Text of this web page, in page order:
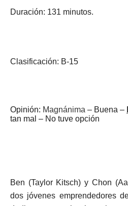
Duración: 131 minutos.
Clasificación: B-15
Opinión: Magnánima – Buena –
tan mal – No tuve opción
Ben (Taylor Kitsch) y Chon
dos jóvenes emprendedores